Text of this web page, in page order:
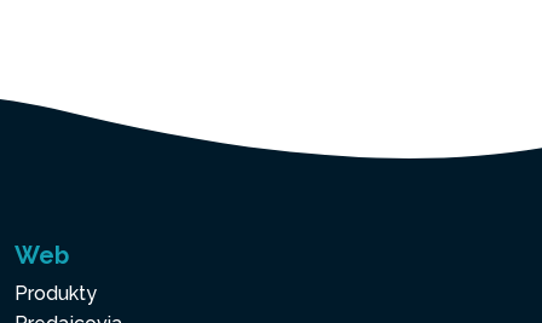
Web
Produkty